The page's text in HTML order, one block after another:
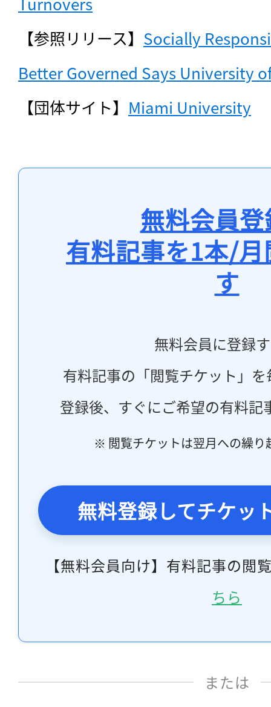
【参照リリース】 Socially
Better Governed Says University
【団体サイト】 Miami University
無料会員
有料記事を1本/
す
無料会員に登録
有料記事の「閲覧チケット」
登録後、すぐにご希望の有料記
※ 閲覧チケットは翌月への繰り
無料登録してチケッ
【無料会員向け】有料記事の閲
ちら
または